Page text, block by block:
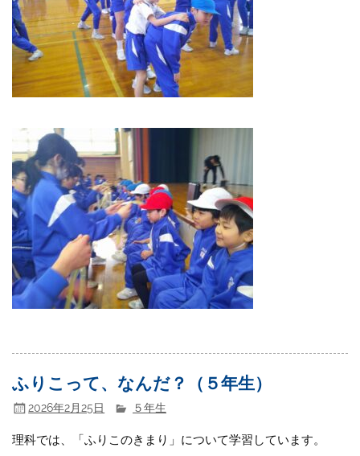
ふりこって、なんだ？（５年生）
2026年2月25日 ５年生
理科では、「ふりこのきまり」について学習しています。